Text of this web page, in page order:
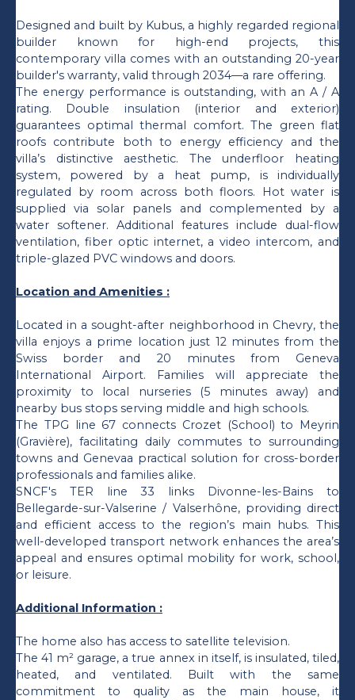
Designed and built by Kubus, a highly regarded regional
builder known for high-end projects, this
contemporary villa comes with an outstanding 20-year
builder's warranty, valid through 2034—a rare offering.
The energy performance is outstanding, with an A / A
rating. Double insulation (interior and exterior)
guarantees optimal thermal comfort. The green flat
roofs contribute both to energy efficiency and the
villa’s distinctive aesthetic. The underfloor heating
system, powered by a heat pump, is individually
regulated by room across both floors. Hot water is
supplied via solar panels and complemented by a
water softener. Additional features include dual-flow
ventilation, fiber optic internet, a video intercom, and
triple-glazed PVC windows and doors.
Location and Amenities :
Located in a sought-after neighborhood in Chevry, the
villa enjoys a prime location just 12 minutes from the
Swiss border and 20 minutes from Geneva
International Airport. Families will appreciate the
proximity to local nurseries (5 minutes away) and
nearby bus stops serving middle and high schools.
The TPG line 67 connects Crozet (School) to Meyrin
(Gravière), facilitating daily commutes to surrounding
towns and Genevaa practical solution for cross-border
professionals and families alike.
SNCF's TER line 33 links Divonne-les-Bains to
Bellegarde-sur-Valserine / Valserhône, providing direct
and efficient access to the region’s main hubs. This
well-developed transport network enhances the area’s
appeal and ensures optimal mobility for work, school,
or leisure.
Additional Information :
The home also has access to satellite television.
The 41 m² garage, a true annex in itself, is insulated, tiled,
heated, and ventilated. Built with the same
commitment to quality as the main house, it